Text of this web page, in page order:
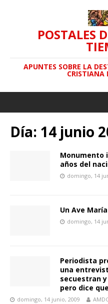
POSTALES
APUNTES SOBRE LA
CRISTIANA
Día: 14 junio
Monumento
años del
domingo, 14
Un Ave
domingo, 14
Periodista
una
secuestran
pero dice
domingo, 14 junio, 2009